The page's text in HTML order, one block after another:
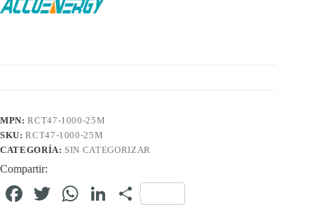
MPN:RCT47-1000-25M
SKU:RCT47-1000-25M
CATEGORÍA: SIN CATEGORIZAR
Compartir:
Fa T
W
Li C